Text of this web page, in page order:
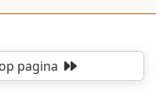
pagina